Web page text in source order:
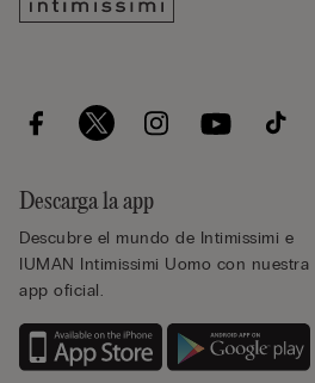
Descarga la app
Descubre el mundo de Intimissimi e
IUMAN Intimissimi Uomo con nuestra
app oficial.